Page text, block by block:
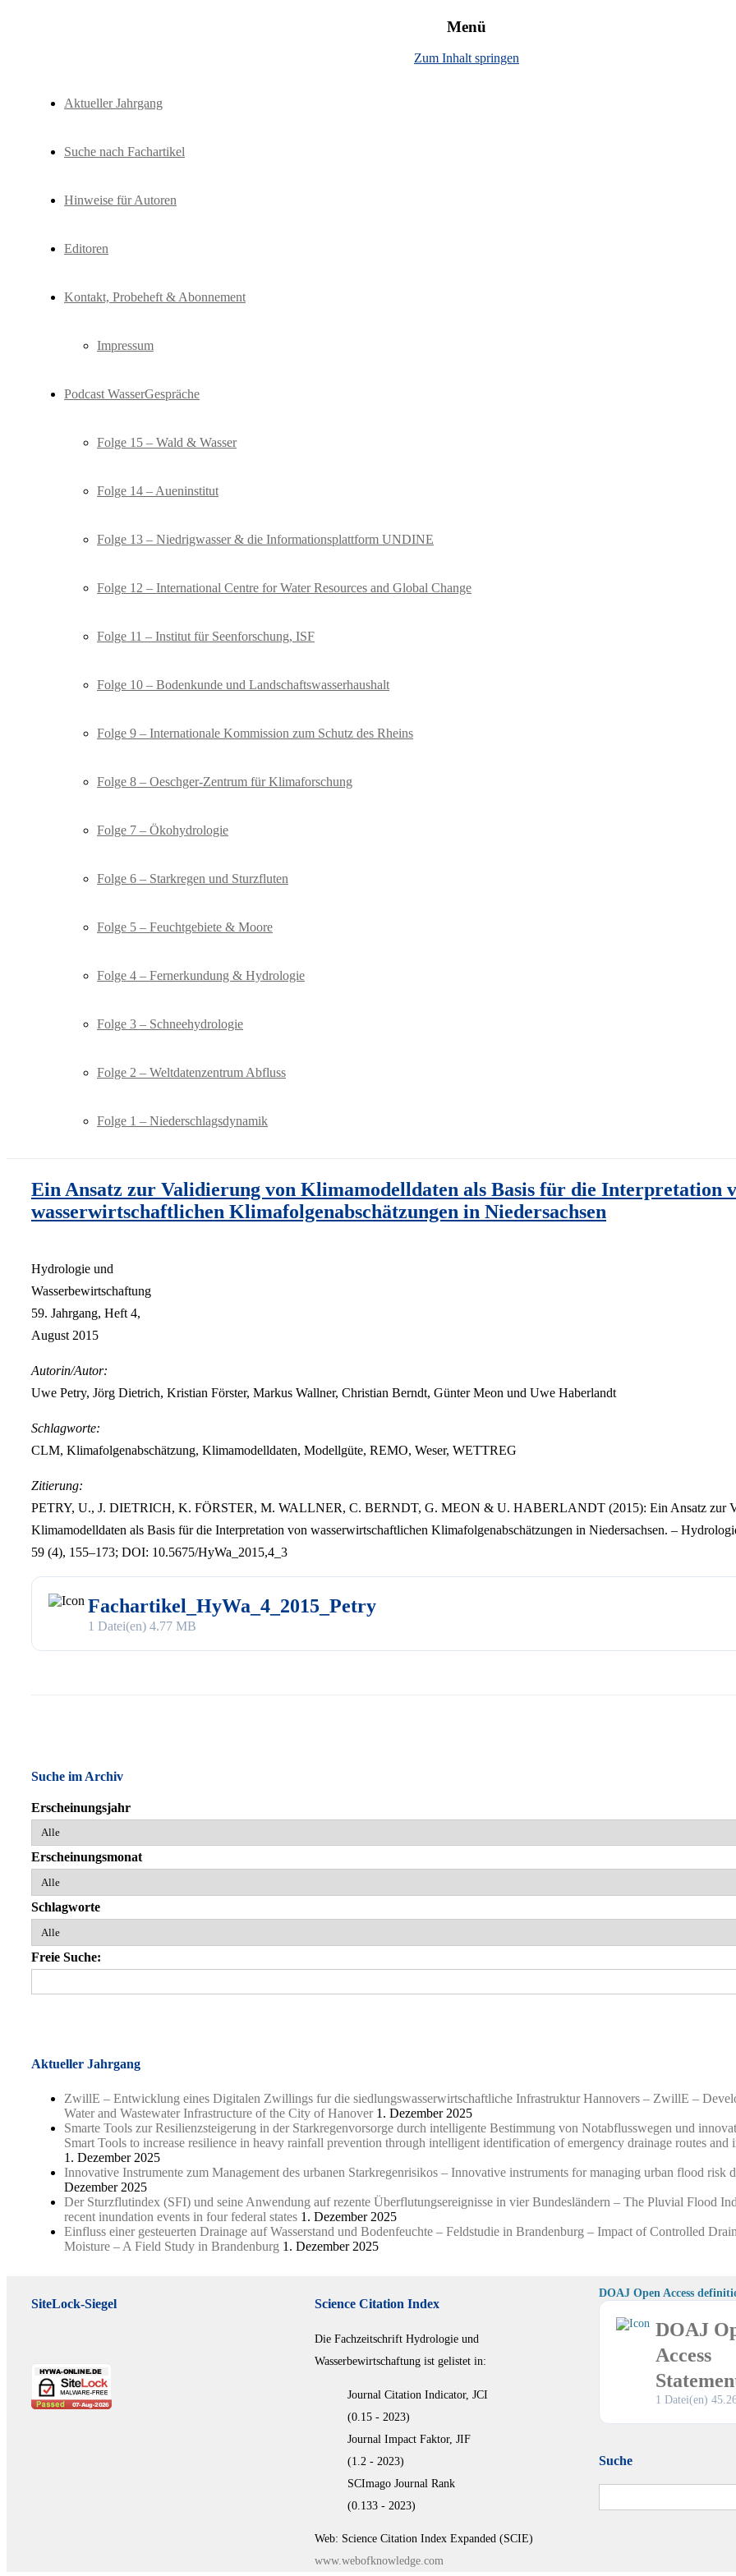
Menü
Zum Inhalt springen
Aktueller Jahrgang
Suche nach Fachartikel
Hinweise für Autoren
Editoren
Kontakt, Probeheft & Abonnement
Impressum
Podcast WasserGespräche
Folge 15 – Wald & Wasser
Folge 14 – Aueninstitut
Folge 13 – Niedrigwasser & die Informationsplattform UNDINE
Folge 12 – International Centre for Water Resources and Global Change
Folge 11 – Institut für Seenforschung, ISF
Folge 10 – Bodenkunde und Landschaftswasserhaushalt
Folge 9 – Internationale Kommission zum Schutz des Rheins
Folge 8 – Oeschger-Zentrum für Klimaforschung
Folge 7 – Ökohydrologie
Folge 6 – Starkregen und Sturzfluten
Folge 5 – Feuchtgebiete & Moore
Folge 4 – Fernerkundung & Hydrologie
Folge 3 – Schneehydrologie
Folge 2 – Weltdatenzentrum Abfluss
Folge 1 – Niederschlagsdynamik
Ein Ansatz zur Validierung von Klimamodelldaten als Basis für die Interpretation
wasserwirtschaftlichen Klimafolgenabschätzungen in Niedersachsen
Hydrologie und
Wasserbewirtschaftung
59. Jahrgang, Heft 4,
August 2015
Autorin/Autor:
Uwe Petry, Jörg Dietrich, Kristian Förster, Markus Wallner, Christian Berndt, Günter Meon und Uwe Haberlandt
Schlagworte:
CLM, Klimafolgenabschätzung, Klimamodelldaten, Modellgüte, REMO, Weser, WETTREG
Zitierung:
PETRY, U., J. DIETRICH, K. FÖRSTER, M. WALLNER, C. BERNDT, G. MEON & U. HABERLANDT (2015): Ein Ansatz zur
Klimamodelldaten als Basis für die Interpretation von wasserwirtschaftlichen Klimafolgenabschätzungen in Niedersachsen. –
59 (4), 155–173; DOI: 10.5675/HyWa_2015,4_3
Fachartikel_HyWa_4_2015_Petry
1 Datei(en) 4.77 MB
Suche im Archiv
Erscheinungsjahr
Erscheinungsmonat
Schlagworte
Freie Suche:
Aktueller Jahrgang
ZwillE – Entwicklung eines Digitalen Zwillings fur die siedlungswasserwirtschaftliche Infrastruktur Hannovers – ZwillE –
Water and Wastewater Infrastructure of the City of Hanover1. Dezember 2025
Smarte Tools zur Resilienzsteigerung in der Starkregenvorsorge durch intelligente Bestimmung von Notabflusswegen und
Smart Tools to increase resilience in heavy rainfall prevention through intelligent identification of emergency drainage routes
1. Dezember 2025
Innovative Instrumente zum Management des urbanen Starkregenrisikos – Innovative instruments for managing urban flood risk
Dezember 2025
Der Sturzflutindex (SFI) und seine Anwendung auf rezente Überflutungsereignisse in vier Bundesländern – The Pluvial Flood
recent inundation events in four federal states 1. Dezember 2025
Einfluss einer gesteuerten Drainage auf Wasserstand und Bodenfeuchte – Feldstudie in Brandenburg – Impact of Controlled
Moisture – A Field Study in Brandenburg 1. Dezember 2025
SiteLock-Siegel Science Citation Index
Die Fachzeitschrift Hydrologie und
Wasserbewirtschaftung ist gelistet in:
Journal Citation Indicator, JCI
(0.15 - 2023)
Journal Impact Faktor, JIF
(1.2 - 2023)
SCImago Journal Rank
(0.133 - 2023)
Web: Science Citation Index Expanded (SCIE)
www.webofknowledge.com
DOAJ Open Access
DOAJ
Access
1 Datei(en)
Suche